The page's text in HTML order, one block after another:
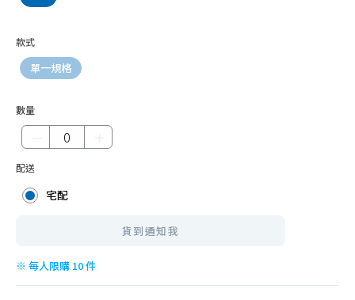
電子鍋11人份以上
其他配件
款式
單一規格
數量
配送
宅配
貨到通知我
※ 每人限購 10 件